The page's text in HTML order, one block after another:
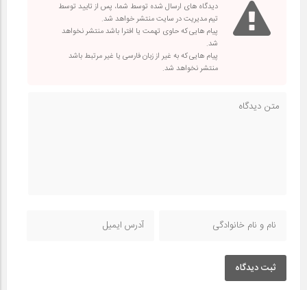
دیدگاه های ارسال شده توسط شما، پس از تایید توسط
تیم مدیریت در سایت منتشر خواهد شد.
پیام هایی که حاوی تهمت یا افترا باشد منتشر نخواهد
شد.
پیام هایی که به غیر از زبان فارسی یا غیر مرتبط باشد
منتشر نخواهد شد.
ثبت دیدگاه